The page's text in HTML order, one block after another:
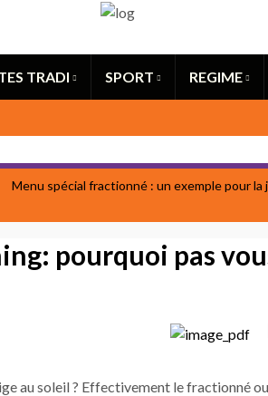
TRADI SPORT REGIME
Menu spécial fractionné : un exemple pour la
pourquoi pas
au soleil ? Effectivement le fractionné ou